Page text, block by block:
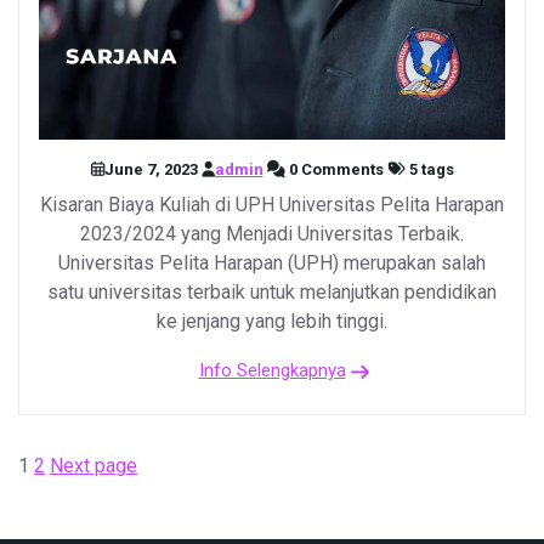
June 7, 2023 admin 0 Comments 5 tags
Kisaran Biaya Kuliah di UPH Universitas Pelita Harapan
2023/2024 yang Menjadi Universitas Terbaik.
Universitas Pelita Harapan (UPH) merupakan salah
satu universitas terbaik untuk melanjutkan pendidikan
ke jenjang yang lebih tinggi.
Info Selengkapnya
Posts
Page
1 Page
2 Next page